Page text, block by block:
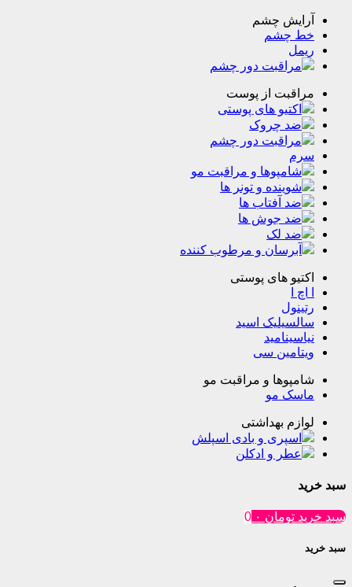
چشم
چشم
دور چشم
از پوست
های پوستی
چروک
دور چشم
و مراقبت مو
و تونر ها
آفتاب ها
جوش ها
لک
و مرطوب کننده
های پوستی
اسید
سی
و مراقبت مو
مو
بهداشتی
و بادی اسپلش
و ادکلن
تومان ۰ 0